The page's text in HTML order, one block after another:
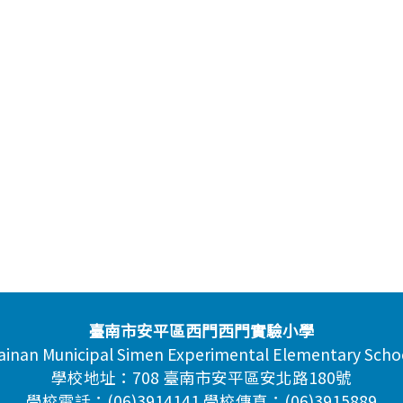
臺南市安平區西門西門實驗小學
Municipal Simen Experimental Elementary
學校地址：708 臺南市安平區安北路180號